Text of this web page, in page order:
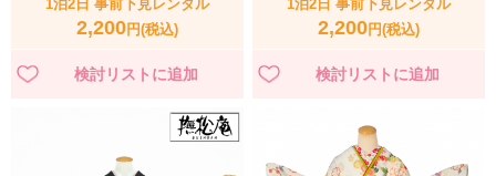
1泊2日 事前下見レンタル
2,200円(税込)
1泊2日 事前下見レンタル
2,200円(税込)